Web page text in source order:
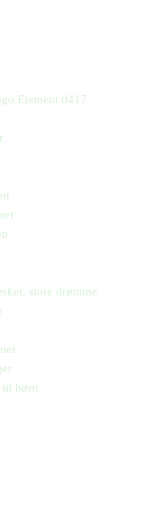
store drømme
børn